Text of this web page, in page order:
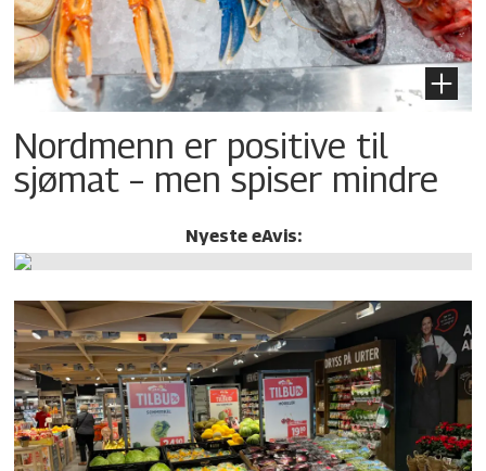
Nordmenn er positive til
sjømat – men spiser mindre
Nyeste eAvis: